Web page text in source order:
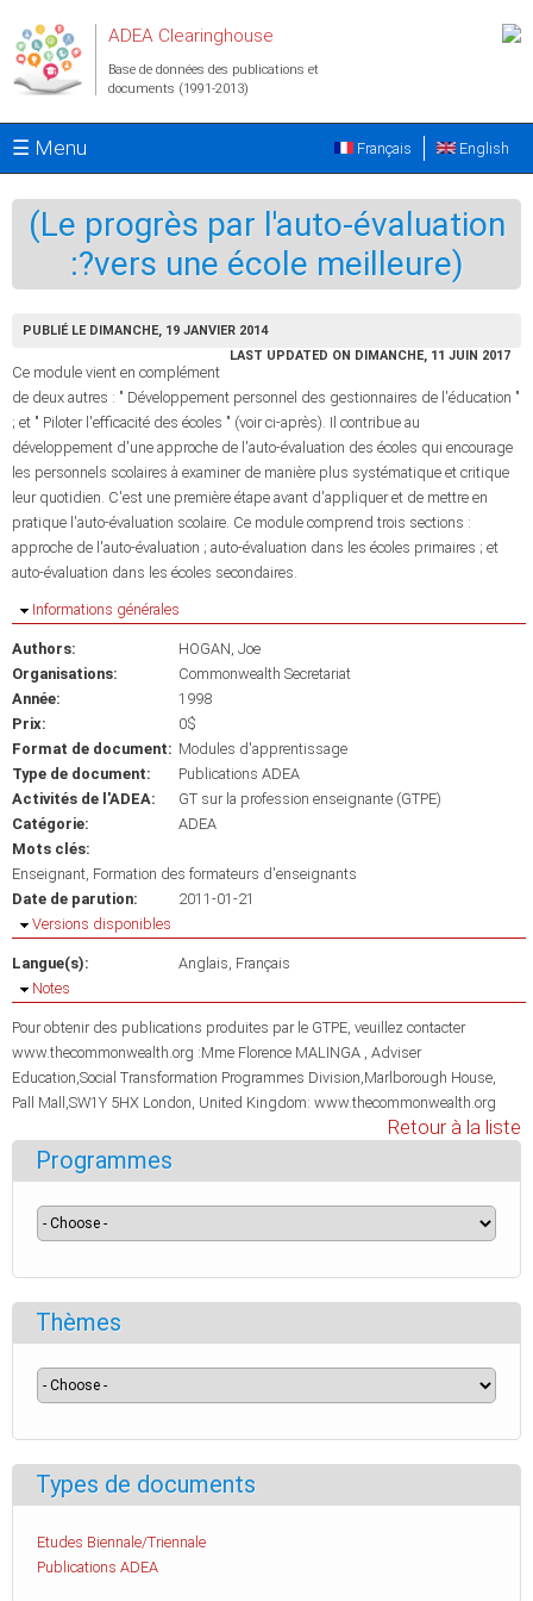
ADEA Clearinghouse
Base de données des publications et
documents (1991-2013)
☰ Menu English
Français
(Le progrès par l'auto-évaluation
:?vers une école meilleure)
PUBLIÉ LE DIMANCHE, 19 JANVIER 2014
LAST UPDATED ON DIMANCHE, 11 JUIN 2017
Ce module vient en complément
de deux autres : " Développement personnel des gestionnaires de l'éducation "
; et " Piloter l'efficacité des écoles " (voir ci-après). Il contribue au
développement d'une approche de l'auto-évaluation des écoles qui encourage
les personnels scolaires à examiner de manière plus systématique et critique
leur quotidien. C'est une première étape avant d'appliquer et de mettre en
pratique l'auto-évaluation scolaire. Ce module comprend trois sections :
approche de l'auto-évaluation ; auto-évaluation dans les écoles primaires ; et
auto-évaluation dans les écoles secondaires.
Masquer
Informations générales
Authors:
HOGAN, Joe
Organisations:
Commonwealth Secretariat
Année:
1998
Prix:
0$
Format de document: Modules d'apprentissage
Type de document:
Publications ADEA
Activités de l'ADEA:
GT sur la profession enseignante (GTPE)
Catégorie:
ADEA
Mots clés:
Enseignant Formation des formateurs d'enseignants
Date de parution:
2011-01-21
Masquer
Versions disponibles
Langue(s): Anglais Français
Masquer
Notes
Pour obtenir des publications produites par le GTPE, veuillez contacter
www.thecommonwealth.org :Mme Florence MALINGA , Adviser
Education,Social Transformation Programmes Division,Marlborough House,
Pall Mall,SW1Y 5HX London, United Kingdom: www.thecommonwealth.org
Retour à la liste
Programmes
Thèmes
Types de documents
Etudes Biennale/Triennale
Publications ADEA